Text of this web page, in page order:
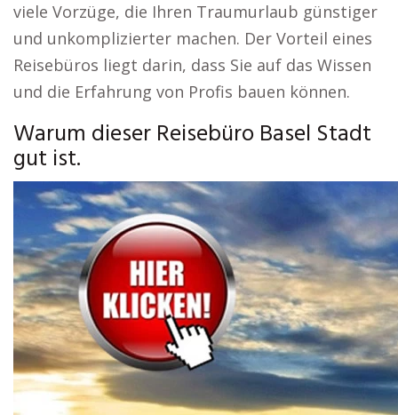
viele Vorzüge, die Ihren Traumurlaub günstiger
und unkomplizierter machen. Der Vorteil eines
Reisebüros liegt darin, dass Sie auf das Wissen
und die Erfahrung von Profis bauen können.
Warum dieser Reisebüro Basel Stadt
gut ist.